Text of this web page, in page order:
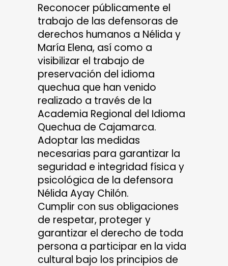
Reconocer públicamente el
trabajo de las defensoras de
derechos humanos a Nélida y
María Elena, así como a
visibilizar el trabajo de
preservación del idioma
quechua que han venido
realizado a través de la
Academia Regional del Idioma
Quechua de Cajamarca.
Adoptar las medidas
necesarias para garantizar la
seguridad e integridad física y
psicológica de la defensora
Nélida Ayay Chilón.
Cumplir con sus obligaciones
de respetar, proteger y
garantizar el derecho de toda
persona a participar en la vida
cultural bajo los principios de